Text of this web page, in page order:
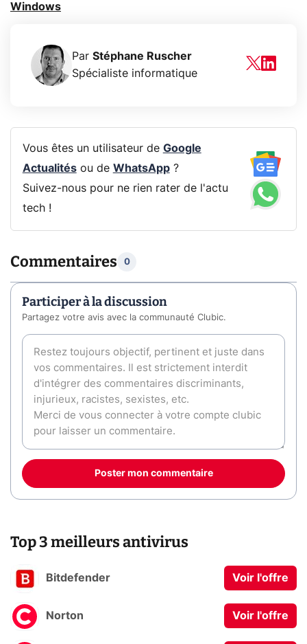
Windows
Par Stéphane Ruscher
Spécialiste informatique
Vous êtes un utilisateur de Google
Actualitésou de WhatsApp?
Suivez-nous pour ne rien rater de l'actu
tech !
Commentaires 0
Participer à la discussion
Partagez votre avis avec la communauté Clubic.
Poster mon commentaire
Top 3 meilleurs antivirus
Bitdefender Voir l'offre
Norton Voir l'offre